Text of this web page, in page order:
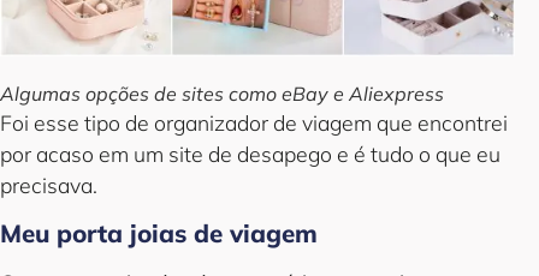
Algumas opções de sites como eBay e Aliexpress
Foi esse tipo de organizador de viagem que encontrei
por acaso em um site de desapego e é tudo o que eu
precisava.
Meu porta joias de viagem